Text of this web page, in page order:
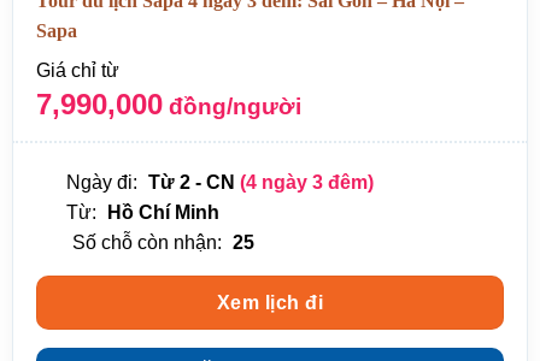
Sapa
Giá chỉ từ
7,990,000 đồng/người
Ngày đi: Từ 2 - CN (4 ngày 3 đêm)
Từ:
Hồ Chí Minh
Số chỗ còn nhận: 25
Xem lịch đi